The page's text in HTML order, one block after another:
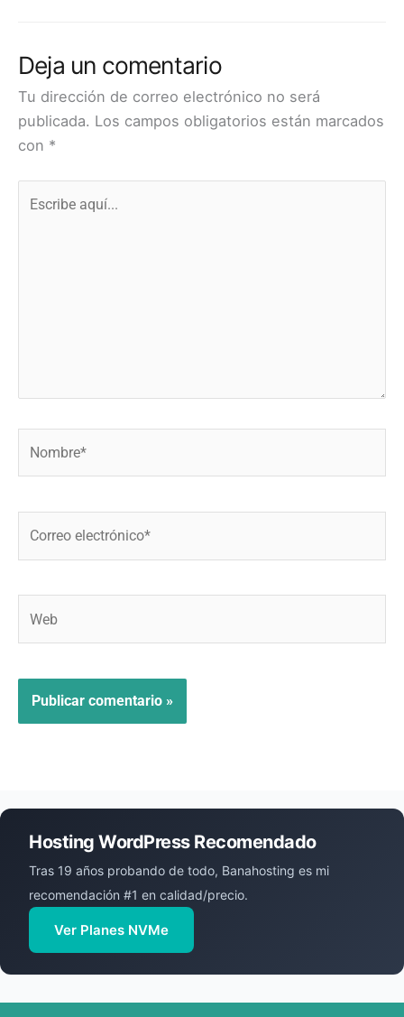
Deja un comentario
Tu dirección de correo electrónico no será
publicada. Los campos obligatorios están marcados
con *
Hosting WordPress Recomendado
Tras 19 años probando de todo, Banahosting es mi
recomendación #1 en calidad/precio.
Ver Planes NVMe